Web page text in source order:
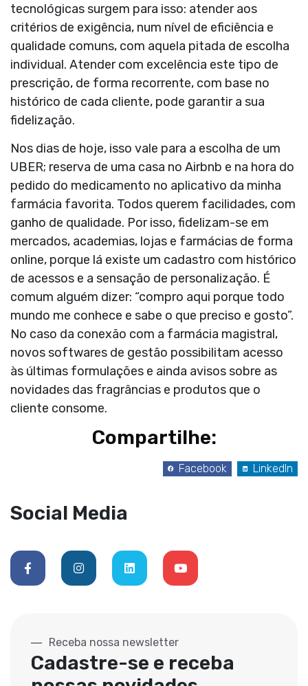
tecnológicas surgem para isso: atender aos
critérios de exigência, num nível de eficiência e
qualidade comuns, com aquela pitada de escolha
individual. Atender com excelência este tipo de
prescrição, de forma recorrente, com base no
histórico de cada cliente, pode garantir a sua
fidelização.
Nos dias de hoje, isso vale para a escolha de um
UBER; reserva de uma casa no Airbnb e na hora do
pedido do medicamento no aplicativo da minha
farmácia favorita. Todos querem facilidades, com
ganho de qualidade. Por isso, fidelizam-se em
mercados, academias, lojas e farmácias de forma
online, porque lá existe um cadastro com histórico
de acessos e a sensação de personalização. É
comum alguém dizer: “compro aqui porque todo
mundo me conhece e sabe o que preciso e gosto”.
No caso da conexão com a farmácia magistral,
novos softwares de gestão possibilitam acesso
às últimas formulações e ainda avisos sobre as
novidades das fragrâncias e produtos que o
cliente consome.
Compartilhe:
Facebook LinkedIn
Social Media
Receba nossa newsletter
Cadastre-se e receba